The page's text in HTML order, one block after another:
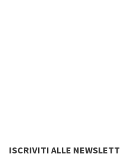
ISCRIVITI ALLE